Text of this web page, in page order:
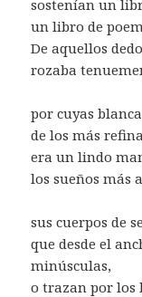
sostenían un
un libro de
De aquellos
rozaba
por cuyas
de los más
era un lindo
los sueños más
sus cuerpos de
que desde el
minúsculas,
o trazan por los